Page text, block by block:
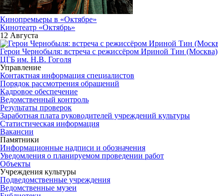
Кинопремьеры в «Октябре»
Кинотеатр «Октябрь»
12 Августа
Герои Чернобыля: встреча с режиссёром Ириной Тин (Москва)
ЦГБ им. Н.В. Гоголя
Управление
Контактная информация специалистов
Порядок рассмотрения обращений
Кадровое обеспечение
Ведомственный контроль
Результаты проверок
Заработная плата руководителей учреждений культуры
Статистическая информация
Вакансии
Памятники
Информационные надписи и обозначения
Уведомления о планируемом проведении работ
Объекты
Учреждения культуры
Подведомственные учреждения
Ведомственные музеи